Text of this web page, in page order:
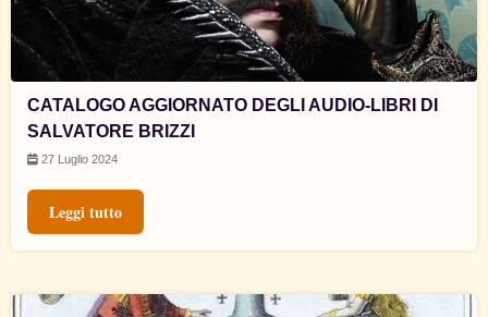
CATALOGO AGGIORNATO DEGLI AUDIO-LIBRI DI
SALVATORE BRIZZI
27 Luglio 2024
Leggi tutto